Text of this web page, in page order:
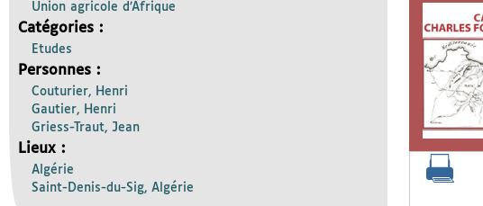
Union agricole d’Afrique
Catégories :
Etudes
Personnes :
Couturier, Henri
Gautier, Henri
Griess-Traut, Jean
Lieux :
Algérie
Saint-Denis-du-Sig, Algérie